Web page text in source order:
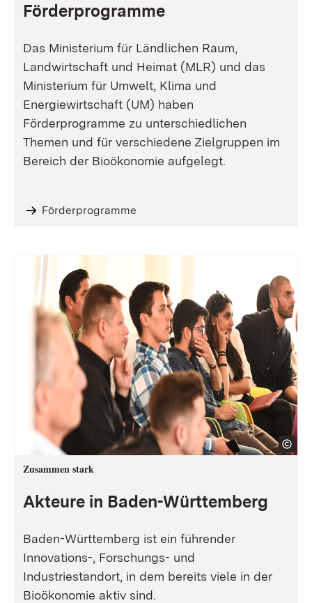
Förderprogramme
Das Ministerium für Ländlichen Raum,
Landwirtschaft und Heimat (MLR) und das
Ministerium für Umwelt, Klima und
Energiewirtschaft (UM) haben
Förderprogramme zu unterschiedlichen
Themen und für verschiedene Zielgruppen im
Bereich der Bioökonomie aufgelegt.
Förderprogramme
Zusammen stark
Akteure in Baden-Württemberg
Baden-Württemberg ist ein führender
Innovations-, Forschungs- und
Industriestandort, in dem bereits viele in der
Bioökonomie aktiv sind.